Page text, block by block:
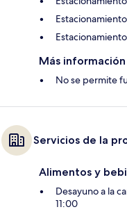
Más información
No se permite
Servicios de la
Alimentos y
Desayuno a la
11:00